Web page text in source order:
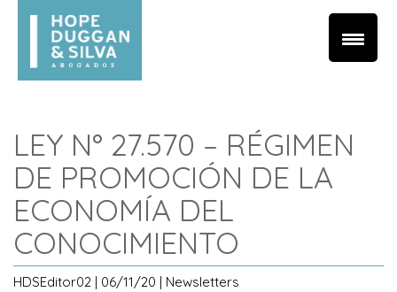
LEY N° 27.570 – RÉGIMEN
DE PROMOCIÓN DE LA
ECONOMÍA DEL
CONOCIMIENTO
HDSEditor02 | 06/11/20 | Newsletters